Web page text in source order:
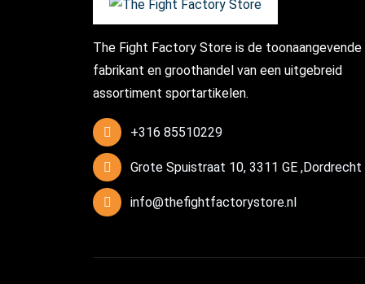
The Fight Factory Store is de toonaangevende
fabrikant en groothandel van een uitgebreid
assortiment sportartikelen.
+316 85510229
Grote Spuistraat 10, 3311 GE ,Dordrecht
info@thefightfactorystore.nl